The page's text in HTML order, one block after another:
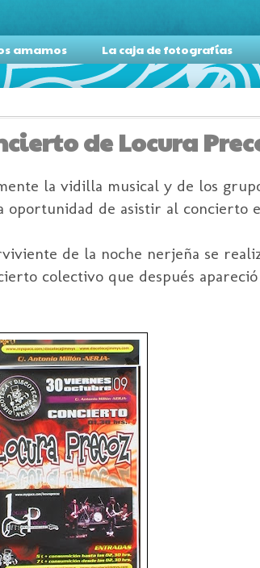
amamos La caja de fotografías
de Locura
la vidilla musical y de los
de asistir al concierto
de la noche nerjeña se
colectivo que después